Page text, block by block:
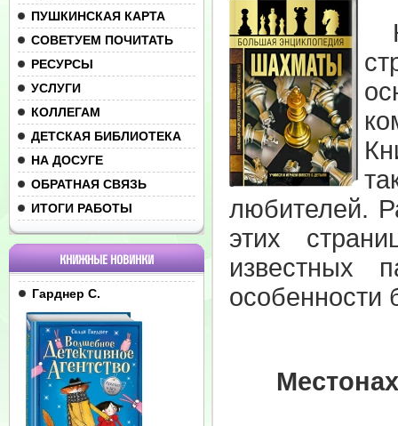
ПУШКИНСКАЯ КАРТА
СОВЕТУЕМ ПОЧИТАТЬ
РЕСУРСЫ
УСЛУГИ
КОЛЛЕГАМ
ДЕТСКАЯ БИБЛИОТЕКА
НА ДОСУГЕ
ОБРАТНАЯ СВЯЗЬ
ИТОГИ РАБОТЫ
КНИЖНЫЕ НОВИНКИ
Гарднер С.
любителей.
этих
известных
особенности